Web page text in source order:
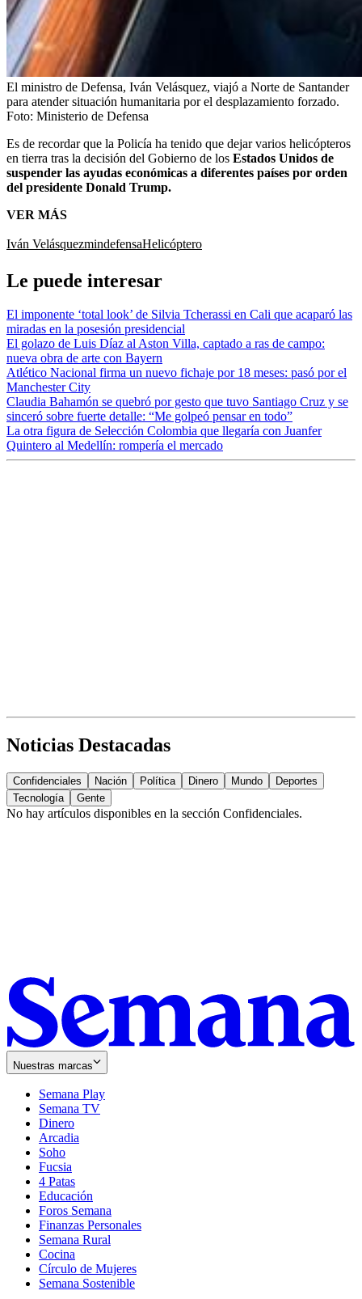
El ministro de Defensa, Iván Velásquez, viajó a Norte de Santander
para atender situación humanitaria por el desplazamiento forzado.
Foto: Ministerio de Defensa
Es de recordar que la Policía ha tenido que dejar varios helicópteros
en tierra tras la decisión del Gobierno de los Estados Unidos de
suspender las ayudas económicas a diferentes países por orden
del presidente Donald Trump.
VER MÁS
Iván VelásquezmindefensaHelicóptero
Le puede interesar
El imponente ‘total look’ de Silvia Tcherassi en Cali que acaparó las
miradas en la posesión presidencial
El golazo de Luis Díaz al Aston Villa, captado a ras de campo:
nueva obra de arte con Bayern
Atlético Nacional firma un nuevo fichaje por 18 meses: pasó por el
Manchester City
Claudia Bahamón se quebró por gesto que tuvo Santiago Cruz y se
sinceró sobre fuerte detalle: “Me golpeó pensar en todo”
La otra figura de Selección Colombia que llegaría con Juanfer
Quintero al Medellín: rompería el mercado
Noticias Destacadas
Confidenciales Nación Política Dinero Mundo
Deportes
Tecnología
Gente
No hay artículos disponibles en la sección Confidenciales.
Nuestras marcas
Semana Play
Semana TV
Dinero
Arcadia
Soho
in
new
window
Fucsia
in
new
window
4 Patas
Educación
Foros Semana
Finanzas Personales
Semana Rural
Cocina
Círculo de Mujeres
Semana Sostenible